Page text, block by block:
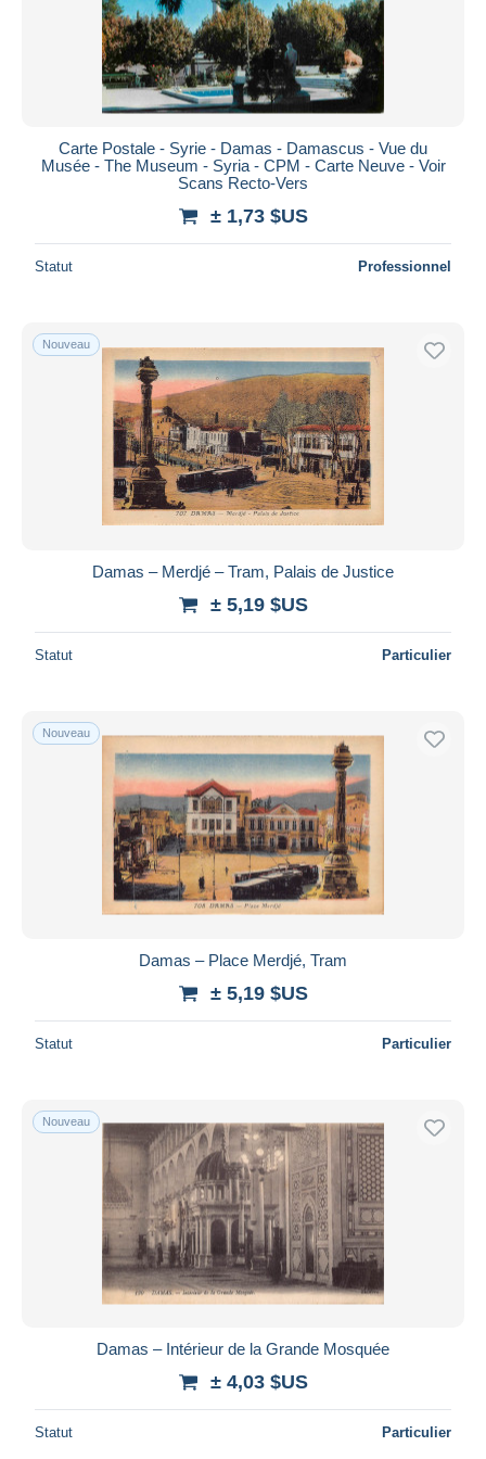
Carte Postale - Syrie - Damas - Damascus - Vue du
Musée - The Museum - Syria - CPM - Carte Neuve - Voir
Scans Recto-Vers
± 1,73 $US
Statut Professionnel
Nouveau
Damas – Merdjé – Tram, Palais de Justice
± 5,19 $US
Statut Particulier
Nouveau
Damas – Place Merdjé, Tram
± 5,19 $US
Statut Particulier
Nouveau
Damas – Intérieur de la Grande Mosquée
± 4,03 $US
Statut Particulier